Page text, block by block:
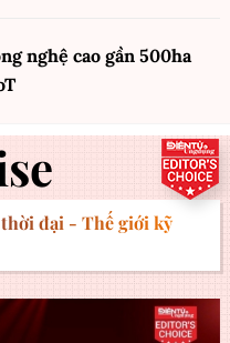
nghệ cao gần 500ha
đại - Thế giới kỹ